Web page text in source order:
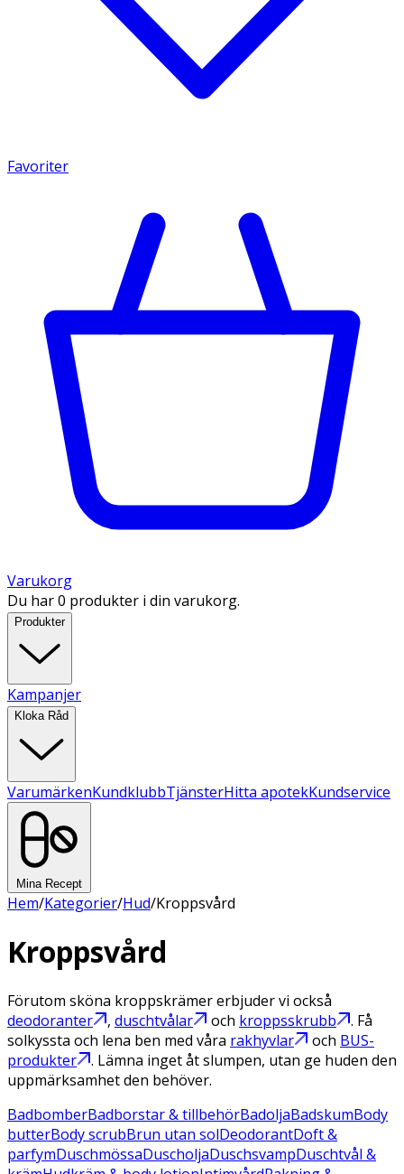
Favoriter
Varukorg
Du har 0 produkter i din varukorg.
Produkter
Kampanjer
Kloka Råd
VarumärkenKundklubbTjänsterHitta apotekKundservice
Mina Recept
Hem/Kategorier/Hud/Kroppsvård
Kroppsvård
Förutom sköna kroppskrämer erbjuder vi också
deodoranter
, duschtvålar och kroppsskrubb
. Få
solkyssta och lena ben med våra rakhyvlar och BUS-
produkter
. Lämna inget åt slumpen, utan ge huden den
uppmärksamhet den behöver.
BadbomberBadborstar & tillbehörBadoljaBadskumBody
butterBody scrubBrun utan solDeodorantDoft &
parfymDuschmössaDuscholjaDuschsvampDuschtvål &